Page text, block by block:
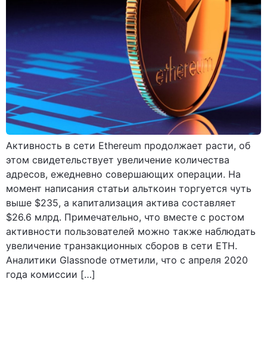
Активность в сети Ethereum продолжает расти, об
этом свидетельствует увеличение количества
адресов, ежедневно совершающих операции. На
момент написания статьи альткоин торгуется чуть
выше $235, а капитализация актива составляет
$26.6 млрд. Примечательно, что вместе с ростом
активности пользователей можно также наблюдать
увеличение транзакционных сборов в сети ETH.
Аналитики Glassnode отметили, что с апреля 2020
года комиссии […]